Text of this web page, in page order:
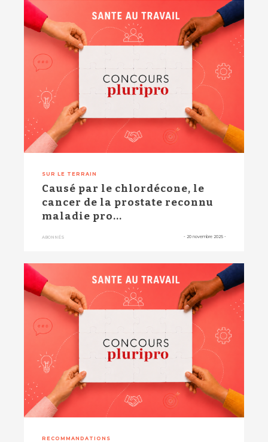
SUR LE TERRAIN
Causé par le chlordécone, le
cancer de la prostate reconnu
maladie pro...
ABONNÉS - 20 novembre 2025 -
RECOMMANDATIONS